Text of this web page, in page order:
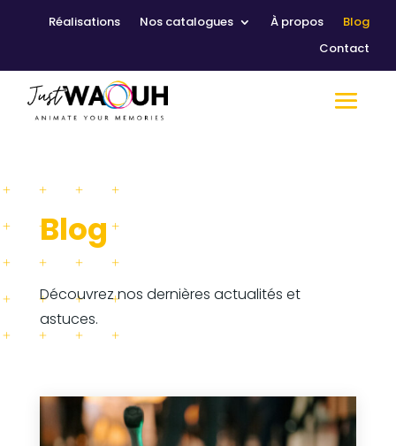
Réalisations Nos catalogues À propos
Blog
Contact
Blog
Découvrez nos dernières actualités et
astuces.